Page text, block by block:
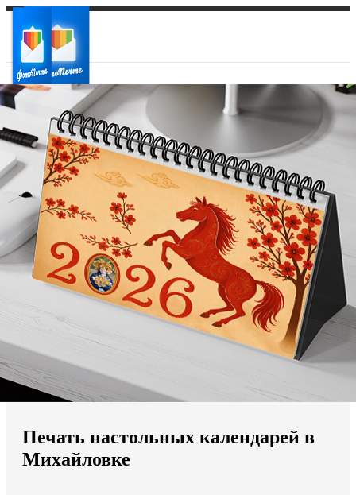
Ваш город:
Ваш регион доставки
Выберите из списка:
Мы доставляем по всему миру
Продолжить без города
Печать настольных календарей в
Михайловке